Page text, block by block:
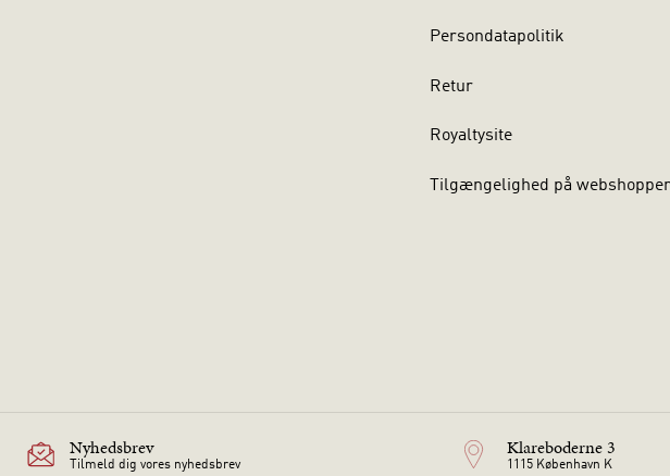
Persondatapolitik
Retur
Royaltysite
Tilgængelighed på
Nyhedsbrev
Tilmeld dig vores nyhedsbrev
Klareboderne 3
1115 København K